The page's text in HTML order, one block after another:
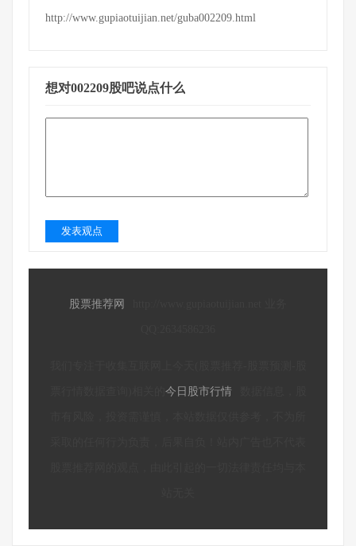
http://www.gupiaotuijian.net/guba002209.html
想对002209股吧说点什么
发表观点
股票推荐网
今日股市行情